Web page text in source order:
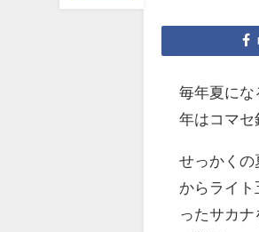
毎年夏にな
年はコマセ
せっかくの
からライ
ったサカ